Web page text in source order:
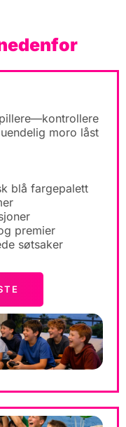
moro låst
blå fargepalett
premier
søtsaker